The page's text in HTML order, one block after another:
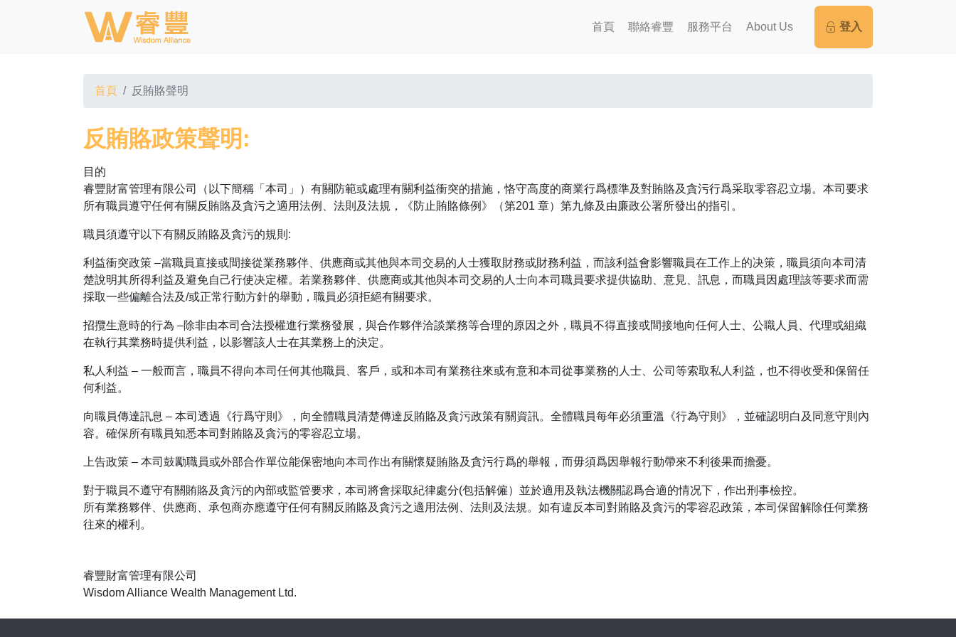
首頁 聯絡睿豐 服務平台 About Us 登入
首頁 反賄賂聲明
反賄賂政策聲明:
目的
睿豐財富管理有限公司（以下簡稱「本司」）有關防範或處理有關利益衝突的措施，恪守高度的商業行爲標準及對賄賂及貪污行爲采取零容忍立場。本司要求
所有職員遵守任何有關反賄賂及貪污之適用法例、法則及法規，《防止賄賂條例》（第201 章）第九條及由廉政公署所發出的指引。
職員須遵守以下有關反賄賂及貪污的規則:
利益衝突政策 –當職員直接或間接從業務夥伴、供應商或其他與本司交易的人士獲取財務或財務利益，而該利益會影響職員在工作上的决策，職員須向本司清
楚說明其所得利益及避免自己行使决定權。若業務夥伴、供應商或其他與本司交易的人士向本司職員要求提供協助、意見、訊息，而職員因處理該等要求而需
採取一些偏離合法及/或正常行動方針的舉動，職員必須拒絕有關要求。
招攬生意時的行為 –除非由本司合法授權進行業務發展，與合作夥伴洽談業務等合理的原因之外，職員不得直接或間接地向任何人士、公職人員、代理或組織
在執行其業務時提供利益，以影響該人士在其業務上的決定。
私人利益 – 一般而言，職員不得向本司任何其他職員、客戶，或和本司有業務往來或有意和本司從事業務的人士、公司等索取私人利益，也不得收受和保留任
何利益。
向職員傳達訊息 – 本司透過《行爲守則》，向全體職員清楚傳達反賄賂及貪污政策有關資訊。全體職員每年必須重溫《行為守則》，並確認明白及同意守則內
容。確保所有職員知悉本司對賄賂及貪污的零容忍立場。
上告政策 – 本司鼓勵職員或外部合作單位能保密地向本司作出有關懷疑賄賂及貪污行爲的舉報，而毋須爲因舉報行動帶來不利後果而擔憂。
對于職員不遵守有關賄賂及貪污的內部或監管要求，本司將會採取紀律處分(包括解僱）並於適用及執法機關認爲合適的情况下，作出刑事檢控。
所有業務夥伴、供應商、承包商亦應遵守任何有關反賄賂及貪污之適用法例、法則及法規。如有違反本司對賄賂及貪污的零容忍政策，本司保留解除任何業務
往來的權利。
睿豐財富管理有限公司
Wisdom Alliance Wealth Management Ltd.